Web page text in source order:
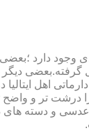
وجود دارد
دیگر
عدسی و دسته